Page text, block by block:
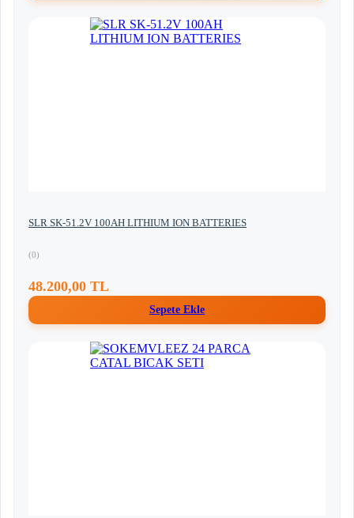
SLR SK-51.2V 100AH LITHIUM ION BATTERIES
(0)
48.200,00 TL
Sepete Ekle